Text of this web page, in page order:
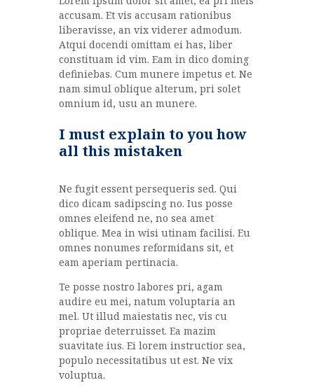
accusam. Et vis accusam rationibus
liberavisse, an vix viderer admodum.
Atqui docendi omittam ei has, liber
constituam id vim. Eam in dico doming
definiebas. Cum munere impetus et. Ne
nam simul oblique alterum, pri solet
omnium id, usu an munere.
I must explain to you how
all this mistaken
Ne fugit essent persequeris sed. Qui
dico dicam sadipscing no. Ius posse
omnes eleifend ne, no sea amet
oblique. Mea in wisi utinam facilisi. Eu
omnes nonumes reformidans sit, et
eam aperiam pertinacia.
Te posse nostro labores pri, agam
audire eu mei, natum voluptaria an
mel. Ut illud maiestatis nec, vis cu
propriae deterruisset. Ea mazim
suavitate ius. Ei lorem instructior sea,
populo necessitatibus ut est. Ne vix
voluptua.